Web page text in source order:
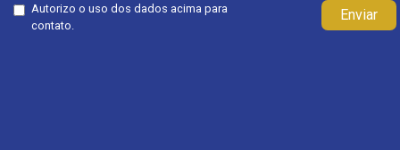
Autorizo o uso dos dados acima para
contato.
Enviar